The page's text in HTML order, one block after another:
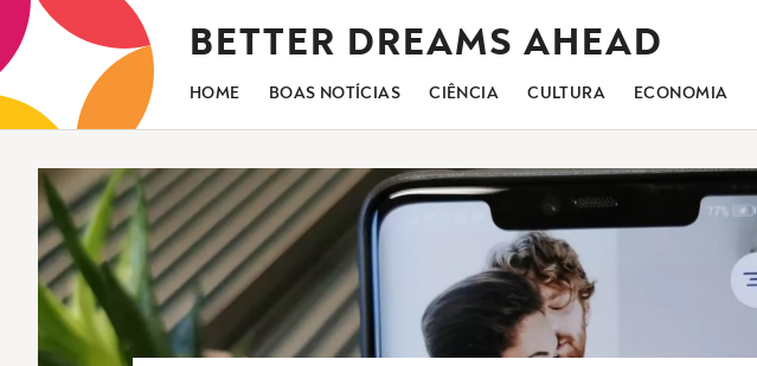
Saltar
para
o
conteúdo
BETTER DREAMS AHEAD
HOME BOAS NOTÍCIAS CIÊNCIA CULTURA ECONOMIA